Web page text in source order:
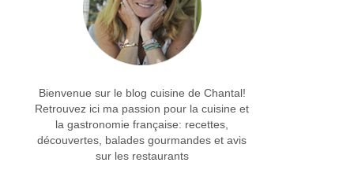
Bienvenue sur le blog cuisine de Chantal!
Retrouvez ici ma passion pour la cuisine et
la gastronomie française: recettes,
découvertes, balades gourmandes et avis
sur les restaurants